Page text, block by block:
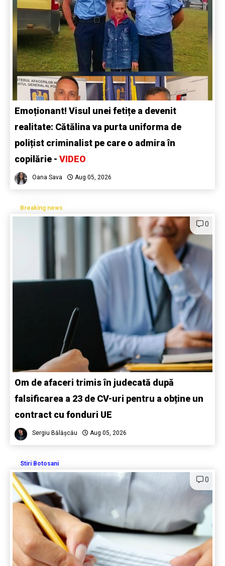
Emoționant! Visul unei fetițe a devenit
realitate: Cătălina va purta uniforma de
polițist criminalist pe care o admira în
copilărie - VIDEO
Oana Sava Aug 05, 2026
Breaking news
0
Om de afaceri trimis în judecată după
falsificarea a 23 de CV-uri pentru a obține un
contract cu fonduri UE
Sergiu Bălășcău Aug 05, 2026
Stiri Botosani
0